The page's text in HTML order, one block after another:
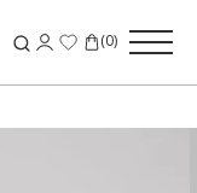
(0)